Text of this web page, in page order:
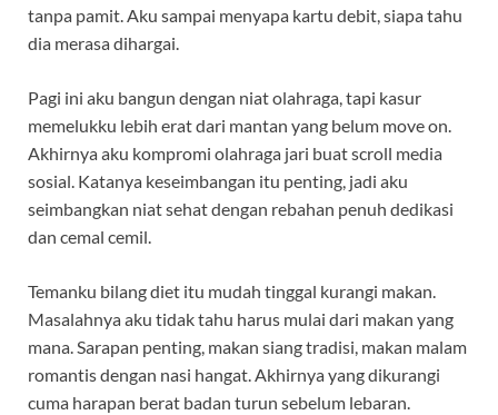
tanpa pamit. Aku sampai menyapa kartu debit, siapa tahu
dia merasa dihargai.
Pagi ini aku bangun dengan niat olahraga, tapi kasur
memelukku lebih erat dari mantan yang belum move on.
Akhirnya aku kompromi olahraga jari buat scroll media
sosial. Katanya keseimbangan itu penting, jadi aku
seimbangkan niat sehat dengan rebahan penuh dedikasi
dan cemal cemil.
Temanku bilang diet itu mudah tinggal kurangi makan.
Masalahnya aku tidak tahu harus mulai dari makan yang
mana. Sarapan penting, makan siang tradisi, makan malam
romantis dengan nasi hangat. Akhirnya yang dikurangi
cuma harapan berat badan turun sebelum lebaran.